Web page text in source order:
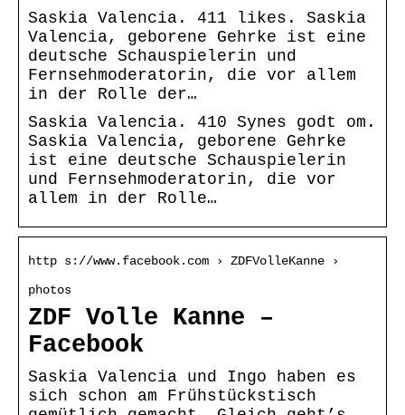
Saskia Valencia. 411 likes. Saskia
Valencia, geborene Gehrke ist eine
deutsche Schauspielerin und
Fernsehmoderatorin, die vor allem
in der Rolle der…
Saskia Valencia. 410 Synes godt om.
Saskia Valencia, geborene Gehrke
ist eine deutsche Schauspielerin
und Fernsehmoderatorin, die vor
allem in der Rolle…
http s://www.facebook.com › ZDFVolleKanne ›
photos
ZDF Volle Kanne –
Facebook
Saskia Valencia und Ingo haben es
sich schon am Frühstückstisch